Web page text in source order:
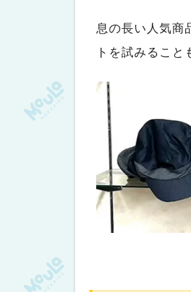
息の長い人気商
トを試みること